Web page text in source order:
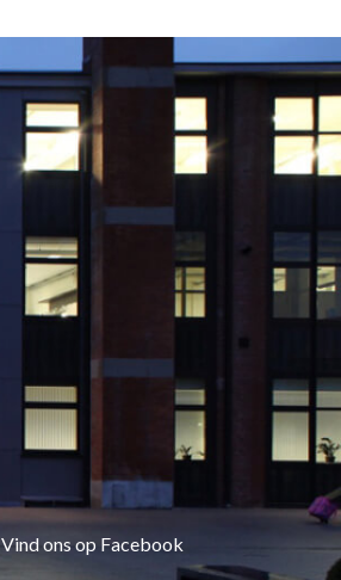
Vind ons op Facebook